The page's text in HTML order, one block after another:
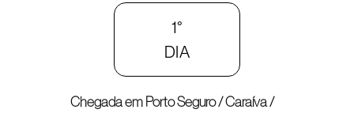
1°
DIA
Chegada em Porto Seguro / Caraíva /